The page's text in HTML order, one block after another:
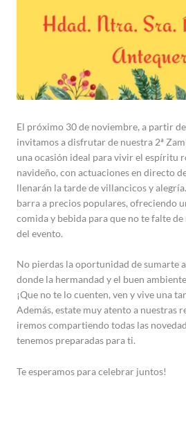
El próximo 30 de noviembre, a partir
invitamos a disfrutar de nuestra 2ª
una ocasión ideal para vivir el espíritu
navideño, con actuaciones en directo
llenarán la tarde de villancicos y
barra a precios populares, ofreciendo
comida y bebida para que no te falte
del evento.
No pierdas la oportunidad de sumarte
donde la hermandad y el buen
¡Que no te lo cuenten, ven y vive una
Además, estate muy atento a nuestras
iremos compartiendo todas las
tenemos preparadas para ti.
Te esperamos para celebrar juntos!